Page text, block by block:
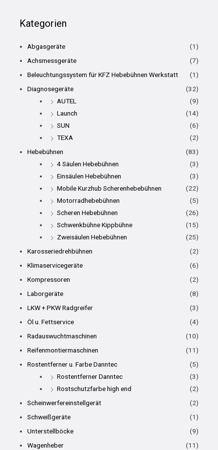
Kategorien
Abgasgeräte
(1)
Achsmessgeräte
(7)
Beleuchtungssystem für KFZ Hebebühnen Werkstatt
(1)
Diagnosegeräte
(32)
AUTEL
(9)
Launch
(14)
SUN
(6)
TEXA
(2)
Hebebühnen
(83)
4 Säulen Hebebühnen
(3)
Einsäulen Hebebühnen
(3)
Mobile Kurzhub Scherenhebebühnen
(22)
Motorradhebebühnen
(5)
Scheren Hebebühnen
(26)
Schwenkbühne Kippbühne
(15)
Zweisäulen Hebebühnen
(25)
Karosseriedrehbühnen
(2)
Klimaservicegeräte
(6)
Kompressoren
(2)
Laborgeräte
(8)
LKW + PKW Radgreifer
(3)
Öl u. Fettservice
(4)
Radauswuchtmaschinen
(10)
Reifenmontiermaschinen
(11)
Rostentferner u. Farbe Danntec
(5)
Rostentferner Danntec
(3)
Rostschutzfarbe high end
(2)
Scheinwerfereinstellgerät
(2)
Schweißgeräte
(1)
Unterstellböcke
(9)
Wagenheber
(11)